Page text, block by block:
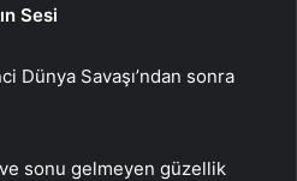
Sesi
Dünya Savaşı’ndan sonra
ve sonu gelmeyen güzellik